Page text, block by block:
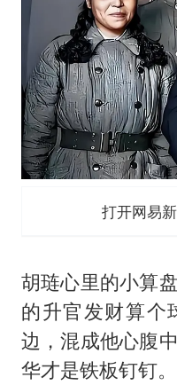
打开网易
胡琏心里的小算
的升官发财算个
边，混成他心腹
华才是铁板钉钉。